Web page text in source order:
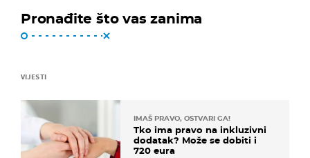
Pronađite što vas zanima
VIJESTI
IMAŠ PRAVO, OSTVARI GA!
Tko ima pravo na inkluzivni
dodatak? Može se dobiti i
720 eura